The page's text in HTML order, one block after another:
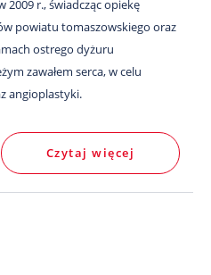
2009 r., świadcząc opiekę
powiatu tomaszowskiego oraz
ostrego dyżuru
zawałem serca, w celu
angioplastyki.
Czytaj więcej